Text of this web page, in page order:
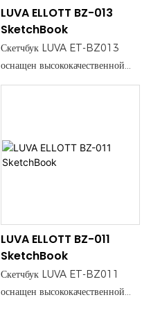
карандашом, так и чернилами.
LUVA ELLOTT BZ-013
SketchBook
Скетчбук LUVA ET-BZ013
оснащен высококачественной
бумагой для эскизов, идеально
воплощения своих идей.
Прочная конструкция
идеальным как для работы
карандашом, так и чернилами.
LUVA ELLOTT BZ-011
SketchBook
Скетчбук LUVA ET-BZ011
оснащен высококачественной